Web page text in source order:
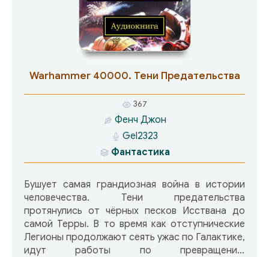
Warhammer 40000. Тени Предательства
367
Фенч Джон
Gel2323
Фантастика
Бушует самая грандиозная война в истории
человечества. Тени предательства
протянулись от чёрных песков Исствана до
самой Терры. В то время как отступнические
Легионы продолжают сеять ужас по Галактике,
идут работы по превращению